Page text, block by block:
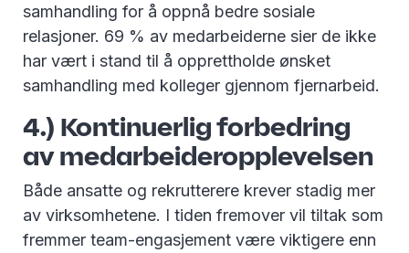
samhandling for å oppnå bedre sosiale
relasjoner. 69 % av medarbeiderne sier de ikke
har vært i stand til å opprettholde ønsket
samhandling med kolleger gjennom fjernarbeid.
4.) Kontinuerlig forbedring
av medarbeideropplevelsen
Både ansatte og rekrutterere krever stadig mer
av virksomhetene. I tiden fremover vil tiltak som
fremmer team-engasjement være viktigere enn